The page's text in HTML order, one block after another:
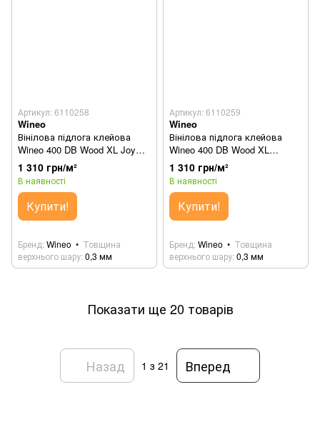
Артикул: 6110258
Wineo
Вінілова підлога клейова
Wineo 400 DB Wood XL Joy
Oak Tender DB126WXL
1 310 грн/м²
В наявності
Купити!
Бренд Wineo
Товщина
верхнього шару 0,3 мм
Артикул: 6110259
Wineo
Вінілова підлога клейова
Wineo 400 DB Wood XL
Comfort Oak Mellow
DB129WXL
1 310 грн/м²
В наявності
Купити!
Бренд Wineo
Товщина
верхнього шару 0,3 мм
Показати ще 20 товарів
Назад 1 з 21 Вперед